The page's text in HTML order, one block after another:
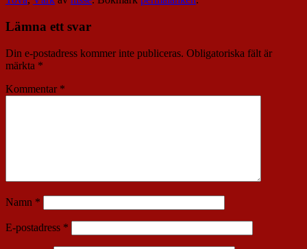
Lämna ett svar
Din e-postadress kommer inte publiceras. Obligatoriska fält är
märkta *
Kommentar *
Namn *
E-postadress *